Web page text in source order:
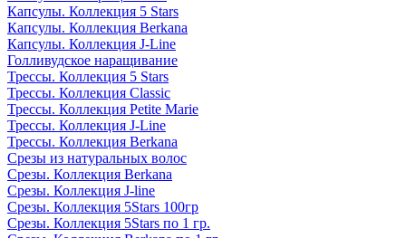
Капсулы. Коллекция 5 Stars
Капсулы. Коллекция Berkana
Капсулы. Коллекция J-Line
Голливудское наращивание
Трессы. Коллекция 5 Stars
Трессы. Коллекция Classic
Трессы. Коллекция Petite Marie
Трессы. Коллекция J-Line
Трессы. Коллекция Berkana
Срезы из натуральных волос
Срезы. Коллекция Berkana
Срезы. Коллекция J-line
Срезы. Коллекция 5Stars 100гр
Срезы. Коллекция 5Stars по 1 гр.